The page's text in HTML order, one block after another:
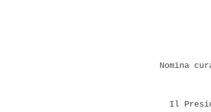
Nomina
Il